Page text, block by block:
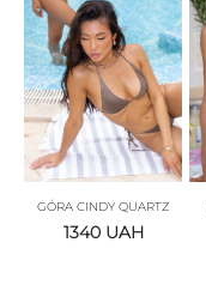
GÓRA CINDY QUARTZ
1340 UAH